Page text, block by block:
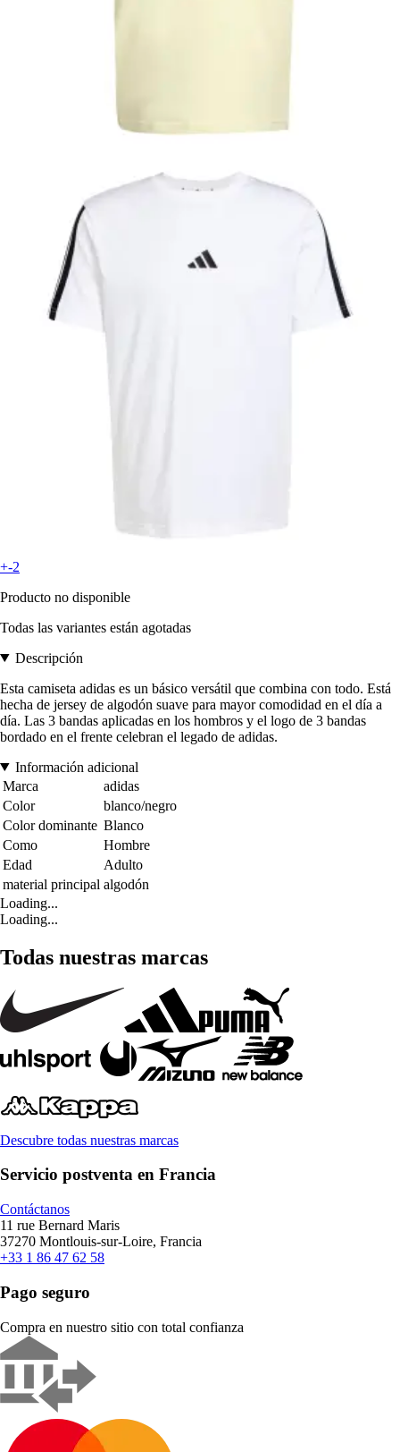
+-2
Producto no disponible
Todas las variantes están agotadas
Descripción
Esta camiseta adidas es un básico versátil que combina con todo. Está
hecha de jersey de algodón suave para mayor comodidad en el día a
día. Las 3 bandas aplicadas en los hombros y el logo de 3 bandas
bordado en el frente celebran el legado de adidas.
Información adicional
Marca
adidas
Color
blanco/negro
Color dominante Blanco
Como
Hombre
Edad
Adulto
material principal algodón
Loading...
Loading...
Todas nuestras marcas
Descubre todas nuestras marcas
Servicio postventa en Francia
Contáctanos
11 rue Bernard Maris
37270 Montlouis-sur-Loire, Francia
+33 1 86 47 62 58
Pago seguro
Compra en nuestro sitio con total confianza